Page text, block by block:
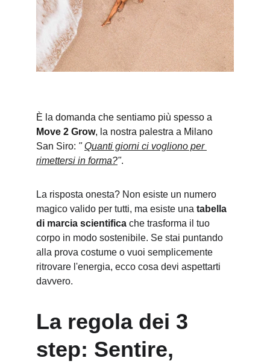
È la domanda che sentiamo più spesso a
Move 2 Grow, la nostra palestra a Milano
San Siro: " Quanti giorni ci vogliono per
rimettersi in forma?".
La risposta onesta? Non esiste un numero
magico valido per tutti, ma esiste una tabella
di marcia scientifica che trasforma il tuo
corpo in modo sostenibile. Se stai puntando
alla prova costume o vuoi semplicemente
ritrovare l'energia, ecco cosa devi aspettarti
davvero.
La regola dei 3
step: Sentire,